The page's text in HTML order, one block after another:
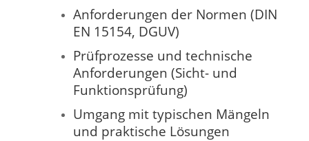
Anforderungen der Normen (DIN
EN 15154, DGUV)
Prüfprozesse und technische
Anforderungen (Sicht- und
Funktionsprüfung)
Umgang mit typischen Mängeln
und praktische Lösungen